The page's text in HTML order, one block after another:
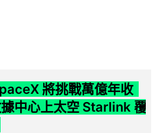
將挑戰萬億年收
中心上太空 Starlink 覆